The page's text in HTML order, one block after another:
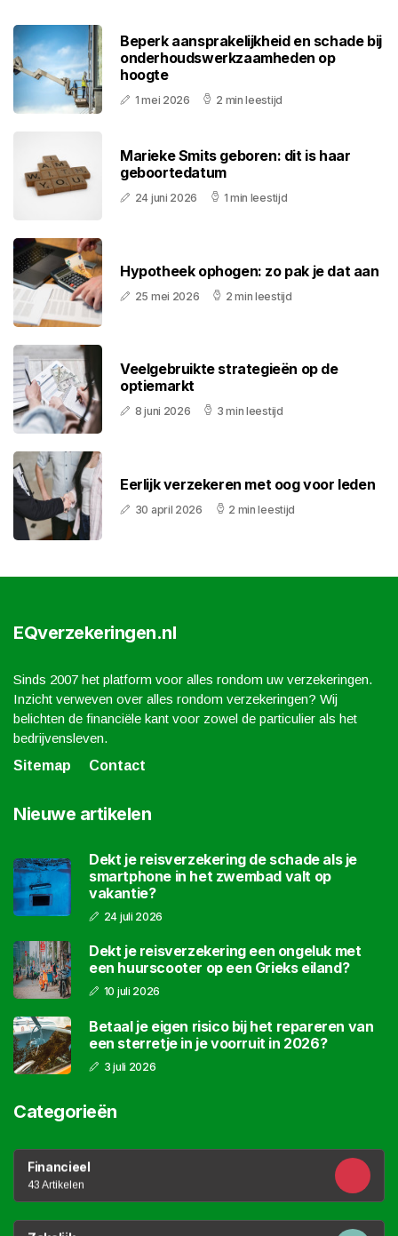
Beperk aansprakelijkheid en schade bij
onderhoudswerkzaamheden op
hoogte
1 mei 2026 2 min leestijd
Marieke Smits geboren: dit is haar
geboortedatum
24 juni 2026 1 min leestijd
Hypotheek ophogen: zo pak je dat aan
25 mei 2026 2 min leestijd
Veelgebruikte strategieën op de
optiemarkt
8 juni 2026 3 min leestijd
Eerlijk verzekeren met oog voor leden
30 april 2026 2 min leestijd
EQverzekeringen.nl
Sinds 2007 het platform voor alles rondom uw verzekeringen.
Inzicht verweven over alles rondom verzekeringen? Wij
belichten de financiële kant voor zowel de particulier als het
bedrijvensleven.
Sitemap
Contact
Nieuwe artikelen
Dekt je reisverzekering de schade als je
smartphone in het zwembad valt op
vakantie?
24 juli 2026
Dekt je reisverzekering een ongeluk met
een huurscooter op een Grieks eiland?
10 juli 2026
Betaal je eigen risico bij het repareren van
een sterretje in je voorruit in 2026?
3 juli 2026
Categorieën
Financieel
43 Artikelen